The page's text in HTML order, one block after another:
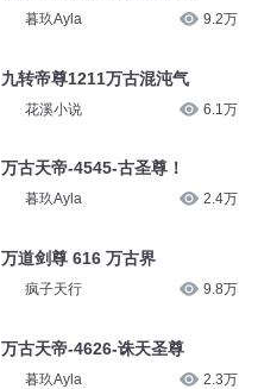
暮玖Ayla 9.2万
九转帝尊1211万古混沌气
花溪小说 6.1万
万古天帝-4545-古圣尊！
暮玖Ayla 2.4万
万道剑尊 616 万古界
疯子天行 9.8万
万古天帝-4626-诛天圣尊
暮玖Ayla 2.3万